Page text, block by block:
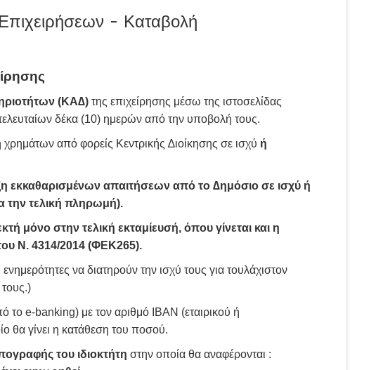
- Καταβολή
(ΚΑ∆) της επιχείρησης μέσω της ιστοσελίδας
δέκα (10) ημερών από την υποβολή τους.
χρημάτων από φορείς Κεντρικής ∆ιοίκησης σε ισχύ ή
εκκαθαρισμένων απαιτήσεων από το ∆ημόσιο σε ισχύ ή
την τελική πληρωμή).
μόνο στην τελική εκταμίευσή, όπου γίνεται και η
Ν. 4314/2014 (ΦΕΚ265).
να διατηρούν την ισχύ τους για τουλάχιστον
το e-banking) με τον αριθμό ΙΒΑΝ (εταιρικού ή
θα γίνει η κατάθεση του ποσού.
του ιδιοκτήτη στην οποία θα αναφέρονται :